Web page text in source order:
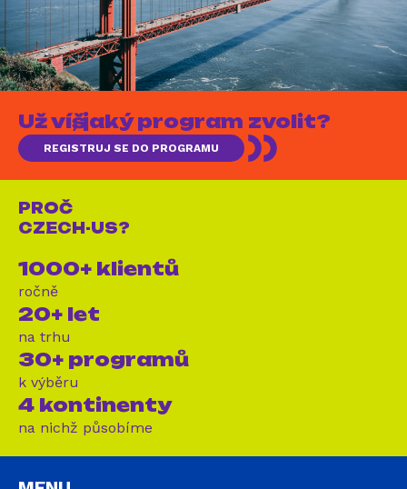
Už víš, jaký program zvolit?
REGISTRUJ SE DO PROGRAMU
PROČ
CZECH-US?
1000+ klientů
ročně
20+ let
na trhu
30+ programů
k výběru
4 kontinenty
na nichž působíme